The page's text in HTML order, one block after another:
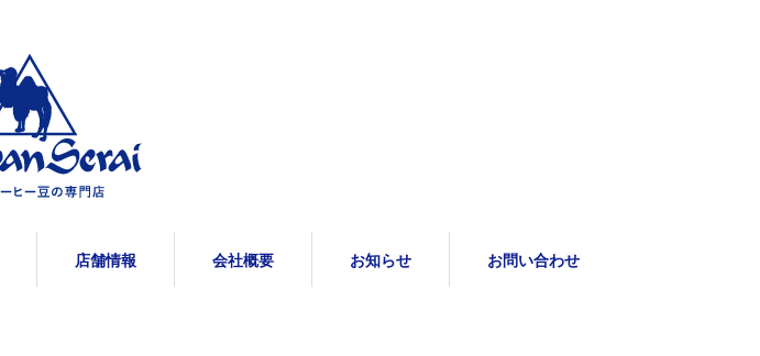
店舗情報 会社概要 お知らせ お問い合わせ